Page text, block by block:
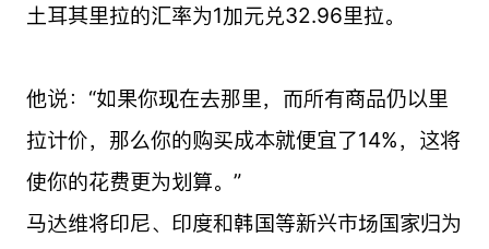
土耳其里拉的汇率为1加元兑32.96里拉。
他说：“如果你现在去那里，而所有商品仍以里
拉计价，那么你的购买成本就便宜了14%，这将
使你的花费更为划算。”
马达维将印尼、印度和韩国等新兴市场国家归为